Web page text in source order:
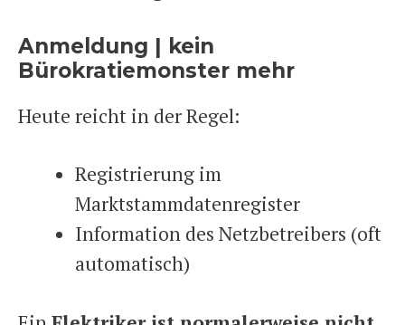
Anmeldung | kein
Bürokratiemonster mehr
Heute reicht in der Regel:
Registrierung im
Marktstammdatenregister
Information des Netzbetreibers (oft
automatisch)